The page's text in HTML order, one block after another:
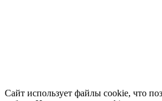
Сайт использует файлы cookie, что